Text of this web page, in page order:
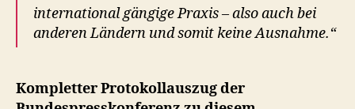
international gängige Praxis – also auch bei
anderen Ländern und somit keine Ausnahme.“
Kompletter Protokollauszug der